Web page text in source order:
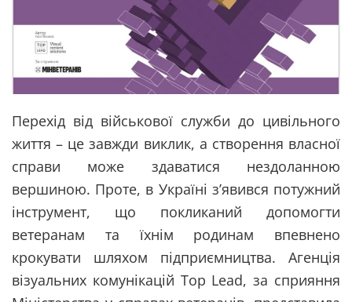
Перехід від військової служби до цивільного
життя – це завжди виклик, а створення власної
справи може здаватися нездоланною
вершиною. Проте, в Україні з’явився потужний
інструмент, що покликаний допомогти
ветеранам та їхнім родинам впевнено
крокувати шляхом підприємництва. Агенція
візуальних комунікацій Top Lead, за сприяння